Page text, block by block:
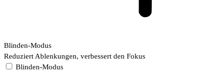
Blinden-Modus
Reduziert Ablenkungen, verbessert den Fokus
Blinden-Modus